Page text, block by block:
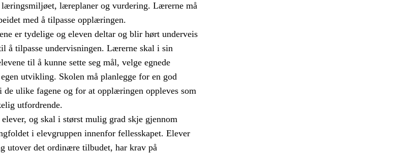
læringsmiljøet, læreplaner og vurdering. Lærerne må
med å tilpasse opplæringen.
er tydelige og eleven deltar og blir hørt underveis
å tilpasse undervisningen. Lærerne skal i sin
til å kunne sette seg mål, velge egnede
utvikling. Skolen må planlegge for en god
de ulike fagene og for at opplæringen oppleves som
utfordrende.
og skal i størst mulig grad skje gjennom
i elevgruppen innenfor fellesskapet. Elever
utover det ordinære tilbudet, har krav på